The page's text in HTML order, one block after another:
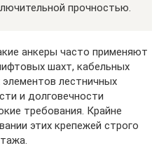
прочностью.
анкеры часто применяют
шахт, кабельных
лестничных
и долговечности
требования. Крайне
этих крепежей строго